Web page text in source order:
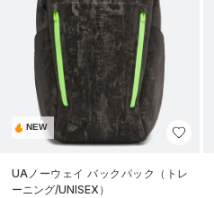
NEW
UAノーウェイ バックパック（トレ
ーニング/UNISEX）